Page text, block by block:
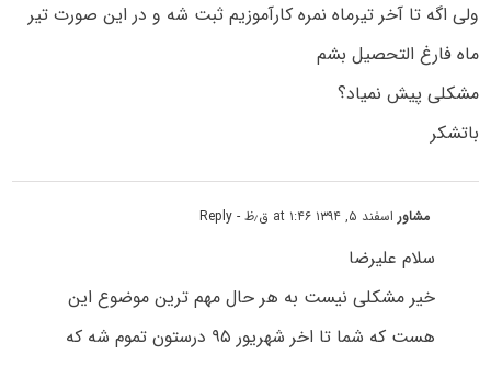
ولی اگه تا آخر تیرماه نمره کارآموزیم ثبت شه و در این صورت تیر
ماه فارغ التحصیل بشم
مشکلی پیش نمیاد؟
باتشکر
مشاوراسفند ۵, ۱۳۹۴ at ۱:۴۶ ق٫ظ - Reply
سلام علیرضا
خیر مشکلی نیست به هر حال مهم ترین موضوع این
هست که شما تا اخر شهریور ۹۵ درستون تموم شه که